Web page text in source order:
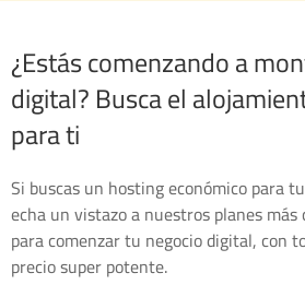
¿Estás comenzando a
digital? Busca el
para ti
Si buscas un hosting económico para tu
echa un vistazo a nuestros planes
para comenzar tu negocio digital, con
precio super potente.